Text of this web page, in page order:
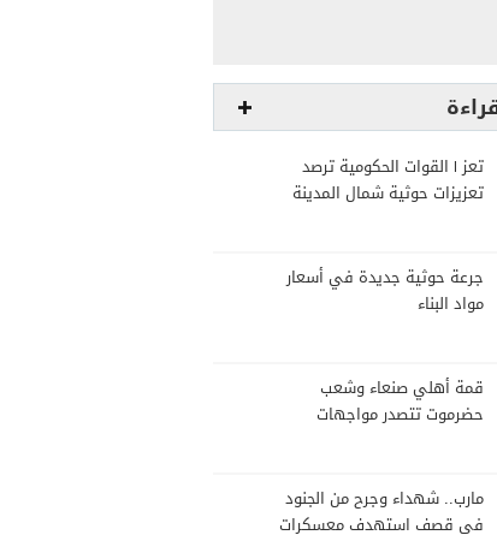
تعز | القوات الحكومية ترصد
تعزيزات حوثية شمال المدينة
جرعة حوثية جديدة في أسعار
مواد البناء
قمة أهلي صنعاء وشعب
حضرموت تتصدر مواجهات
مارب.. شهداء وجرح من الجنود
في قصف استهدف معسكرات